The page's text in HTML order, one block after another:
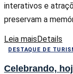
interativos e
preservam a
Leia maisDetails
DESTAQUE DE
Celebrando,